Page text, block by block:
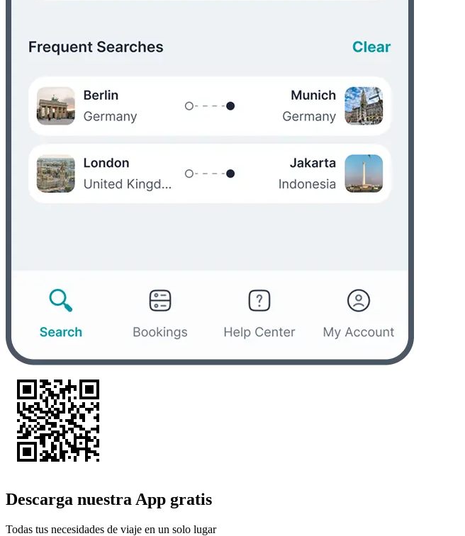
Descarga nuestra App gratis
Todas tus necesidades de viaje en un solo lugar